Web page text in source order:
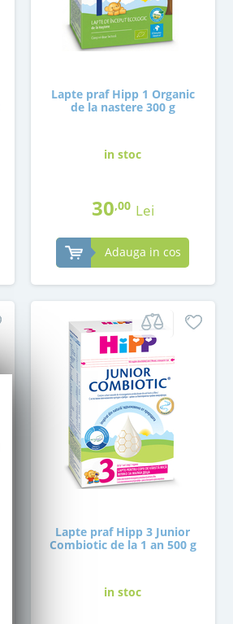
Lapte praf Hipp 1 Organic
de la nastere 300 g
in stoc
30,00 Lei
Adauga in cos
Lapte praf Hipp 3 Junior
Combiotic de la 1 an 500 g
in stoc